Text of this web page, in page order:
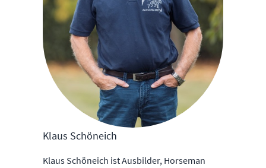
Klaus Schöneich
Klaus Schöneich ist Ausbilder, Horseman